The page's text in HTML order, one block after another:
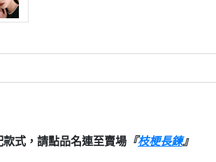
款式，請點品名連至賣場 『枝梗長鍊』